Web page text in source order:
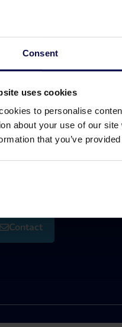
Consent
uses cookies
to personalise
about your use of our
that you’ve
nodig?
verder bij je zoektocht
Contact